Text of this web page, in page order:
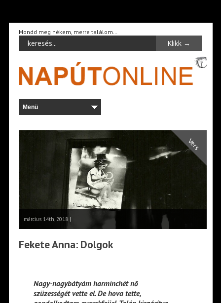
Mondd meg nékem, merre találom…
Vers
március 14th, 2018 |
Fekete Anna: Dolgok
Nagy-nagybátyám harminchét nő
szüzességét vette el. De hova tette,